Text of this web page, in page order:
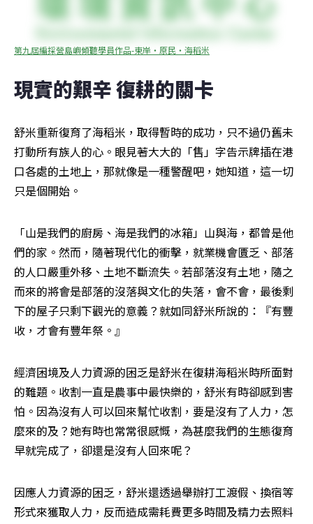
第九屆編採營島嶼傾聽學員作品-東岸‧原民‧海稻米
現實的艱辛 復耕的關卡
舒米重新復育了海稻米，取得暫時的成功，只不過仍舊未
打動所有族人的心。眼見著大大的「售」字告示牌插在港
口各處的土地上，那就像是一種警醒吧，她知道，這一切
只是個開始。
「山是我們的廚房、海是我們的冰箱」山與海，都曾是他
們的家。然而，隨著現代化的衝擊，就業機會匱乏、部落
的人口嚴重外移、土地不斷流失。若部落沒有土地，隨之
而來的將會是部落的沒落與文化的失落，會不會，最後剩
下的屋子只剩下觀光的意義？就如同舒米所說的：『有豐
收，才會有豐年祭。』
經濟困境及人力資源的困乏是舒米在復耕海稻米時所面對
的難題。收割一直是農事中最快樂的，舒米有時卻感到害
怕。因為沒有人可以回來幫忙收割，要是沒有了人力，怎
麼來的及？她有時也常常很感慨，為甚麼我們的生態復育
早就完成了，卻還是沒有人回來呢？
因應人力資源的困乏，舒米還透過舉辦打工渡假、換宿等
形式來獲取人力，反而造成需耗費更多時間及精力去照料